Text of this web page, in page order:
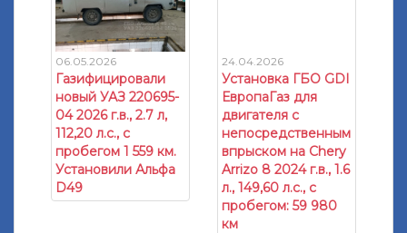
06.05.2026
Газифицировали
новый УАЗ 220695-
04 2026 г.в., 2.7 л,
112,20 л.с., с
пробегом 1 559 км.
Установили Альфа
D49
24.04.2026
Установка ГБО GDI
ЕвропаГаз для
двигателя с
непосредственным
впрыском на Chery
Arrizo 8 2024 г.в., 1.6
л., 149,60 л.с., с
пробегом: 59 980
км